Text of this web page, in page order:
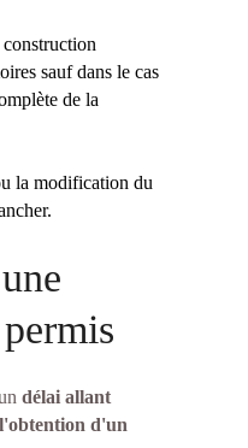
sauf dans le cas
de la
la modification du
délai allant
d'un